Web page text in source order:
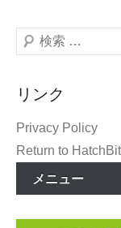
ナ
ビ
ー
シ
ョ
検
始
リンク
Privacy Policy
Return to
メニュー